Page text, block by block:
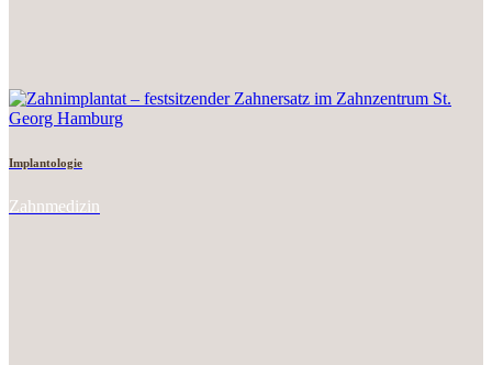
Implantologie
Zahnmedizin